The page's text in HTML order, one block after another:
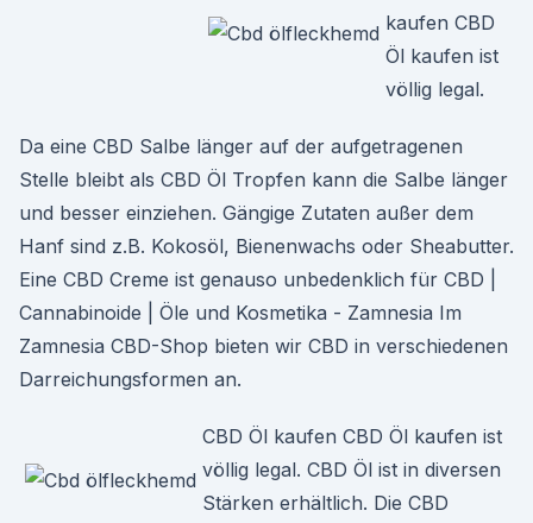
kaufen CBD
Öl kaufen ist
völlig legal.
Da eine CBD Salbe länger auf der aufgetragenen
Stelle bleibt als CBD Öl Tropfen kann die Salbe länger
und besser einziehen. Gängige Zutaten außer dem
Hanf sind z.B. Kokosöl, Bienenwachs oder Sheabutter.
Eine CBD Creme ist genauso unbedenklich für CBD |
Cannabinoide | Öle und Kosmetika - Zamnesia Im
Zamnesia CBD-Shop bieten wir CBD in verschiedenen
Darreichungsformen an.
CBD Öl kaufen CBD Öl kaufen ist
völlig legal. CBD Öl ist in diversen
Stärken erhältlich. Die CBD